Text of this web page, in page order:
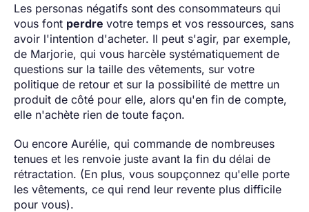
Les personas négatifs sont des consommateurs qui
vous font perdre votre temps et vos ressources, sans
avoir l'intention d'acheter. Il peut s'agir, par exemple,
de Marjorie, qui vous harcèle systématiquement de
questions sur la taille des vêtements, sur votre
politique de retour et sur la possibilité de mettre un
produit de côté pour elle, alors qu'en fin de compte,
elle n'achète rien de toute façon.
Ou encore Aurélie, qui commande de nombreuses
tenues et les renvoie juste avant la fin du délai de
rétractation. (En plus, vous soupçonnez qu'elle porte
les vêtements, ce qui rend leur revente plus difficile
pour vous).